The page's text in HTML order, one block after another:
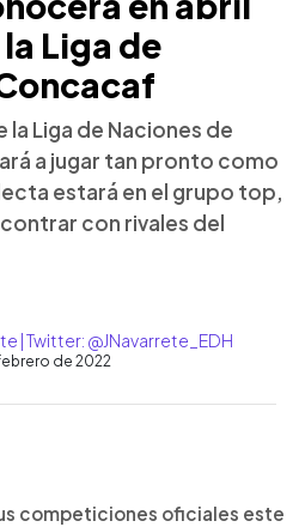
Liga de
la Liga de Naciones de
a jugar tan pronto como
estará en el grupo top,
con rivales del
| Twitter: @JNavarrete_EDH
de 2022
competiciones oficiales este